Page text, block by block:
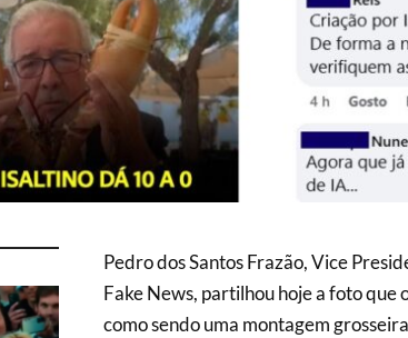
Pedro dos Santos Frazão, Vice
Fake News, partilhou hoje a foto
como sendo uma montagem